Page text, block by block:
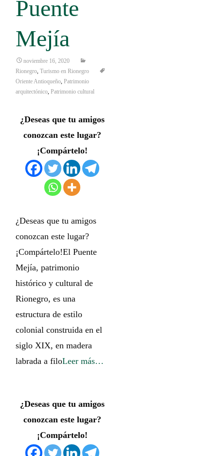
Puente
Mejía
noviembre 16, 2020
Rionegro Turismo en Rionegro
Oriente Antioqueño Patrimonio
arquitectónico Patrimonio cultural
¿Deseas que tu amigos
conozcan este lugar?
¡Compártelo!
¿Deseas que tu amigos
conozcan este lugar?
¡Compártelo!El Puente
Mejía, patrimonio
histórico y cultural de
Rionegro, es una
estructura de estilo
colonial construida en el
siglo XIX, en madera
labrada a filoLeer más…
¿Deseas que tu amigos
conozcan este lugar?
¡Compártelo!